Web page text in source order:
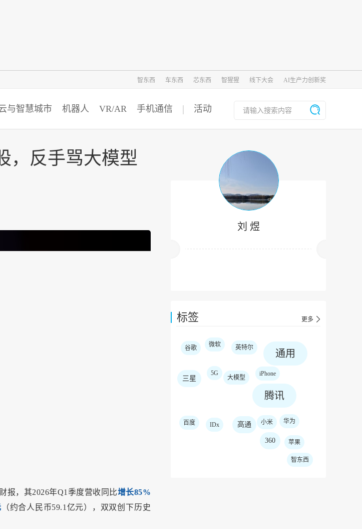
智东西
车东西 芯东西 智猩猩 线下大会 AI生产力创新奖
与智慧城市 机器人 VR/AR 手机通信 活动
刘 煜
标签 更多
谷歌 微软 英特尔
通用
三星
5G
大模型
iPhone
腾讯
百度 IDx 高通 小米 华为
360 苹果
智东西
，反手骂大模型
报，其2026年Q1季度营收同比增长85%
（约合人民币59.1亿元），双双创下历史